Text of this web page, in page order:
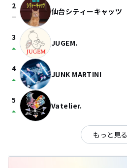
2
check_indeterminate_small 仙台シティーキャッツ
3
arrow_drop_up JUGEM.
4
arrow_drop_up JUNK MARTINI
5
arrow_drop_up Vatelier.
もっと見る